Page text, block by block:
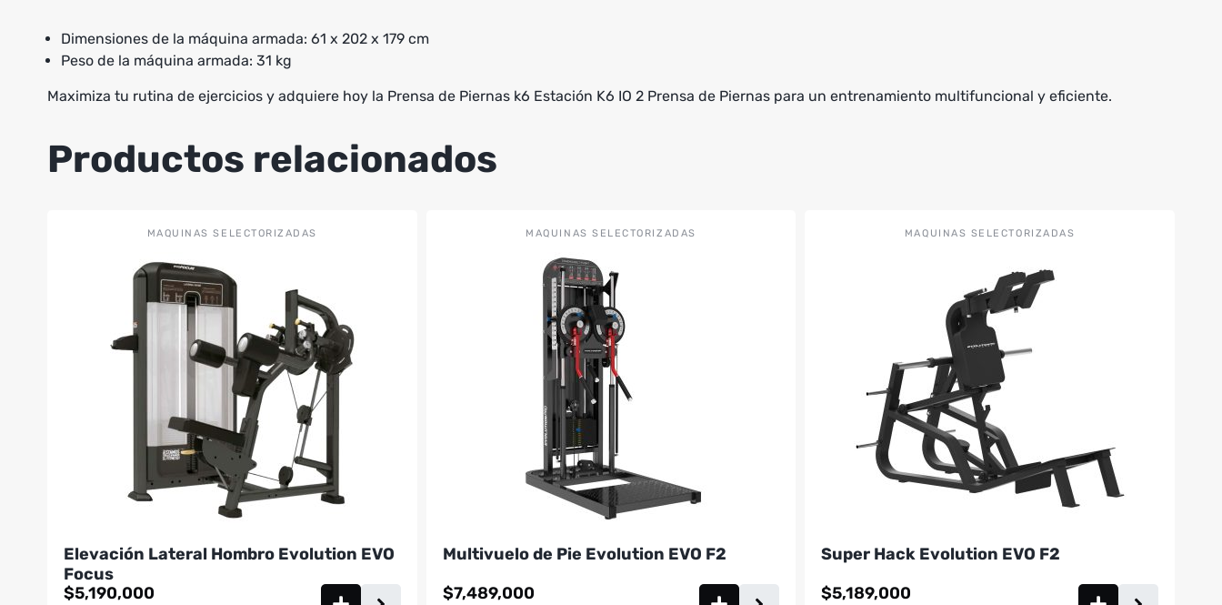
Dimensiones de la máquina armada: 61 x 202 x 179 cm
Peso de la máquina armada: 31 kg
Maximiza tu rutina de ejercicios y adquiere hoy la Prensa de Piernas k6 Estación K6 IO 2 Prensa de Piernas para un entrenamiento multifuncional y eficiente.
Productos relacionados
MAQUINAS SELECTORIZADAS
Elevación Lateral Hombro Evolution EVO
Focus
$5,190,000
MAQUINAS SELECTORIZADAS
Multivuelo de Pie Evolution EVO F2
$7,489,000
MAQUINAS SELECTORIZADAS
Super Hack Evolution EVO F2
$5,189,000